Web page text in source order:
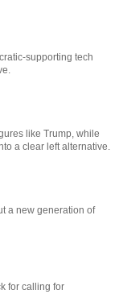
supporting tech
like Trump, while
a clear left alternative.
a new generation of
for calling for